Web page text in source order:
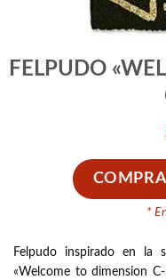
FELPUDO
*
Felpudo inspirado en la
«Welcome to dimension